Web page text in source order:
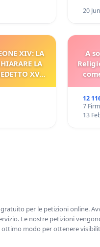
20
XIV: LA
LA
XVI
A
12
7
13
per le petizioni online.
Le nostre petizioni
modo per ottenere